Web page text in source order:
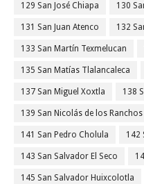
129 San José Chiapa 130
131 San Juan Atenco 132
133 San Martín Texmelucan
135 San Matías Tlalancaleca
137 San Miguel Xoxtla 138
139 San Nicolás de los Ranchos
141 San Pedro Cholula 142
143 San Salvador El Seco
145 San Salvador Huixcolotla